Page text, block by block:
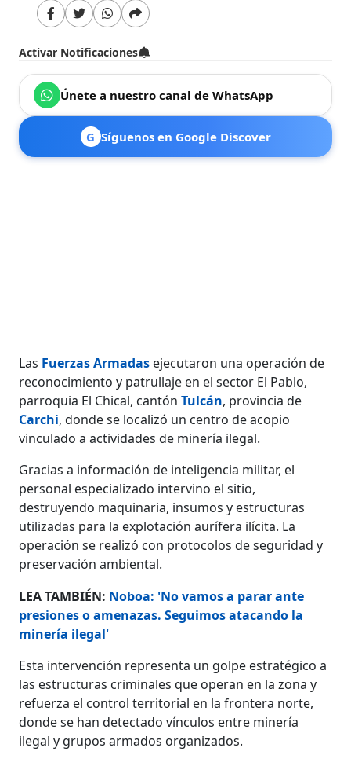
Activar Notificaciones
Únete a nuestro canal de WhatsApp
G Síguenos en Google Discover
Las Fuerzas Armadas ejecutaron una operación de
reconocimiento y patrullaje en el sector El Pablo,
parroquia El Chical, cantónTulcán, provincia de
Carchi, donde se localizó un centro de acopio
vinculado a actividades de minería ilegal.
Gracias a información de inteligencia militar, el
personal especializado intervino el sitio,
destruyendo maquinaria, insumos y estructuras
utilizadas para la explotación aurífera ilícita. La
operación se realizó con protocolos de seguridad y
preservación ambiental.
LEA TAMBIÉN: Noboa: 'No vamos a parar ante
presiones o amenazas. Seguimos atacando la
minería ilegal'
Esta intervención representa un golpe estratégico a
las estructuras criminales que operan en la zona y
refuerza el control territorial en la frontera norte,
donde se han detectado vínculos entre minería
ilegal y grupos armados organizados.